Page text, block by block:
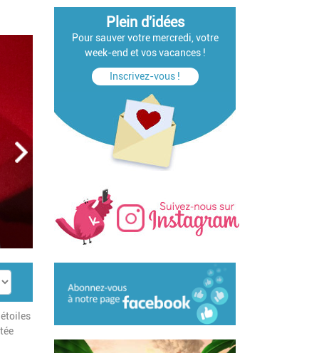
Plein d'idées
Pour sauver votre mercredi, votre
week-end et vos vacances !
Inscrivez-vous !